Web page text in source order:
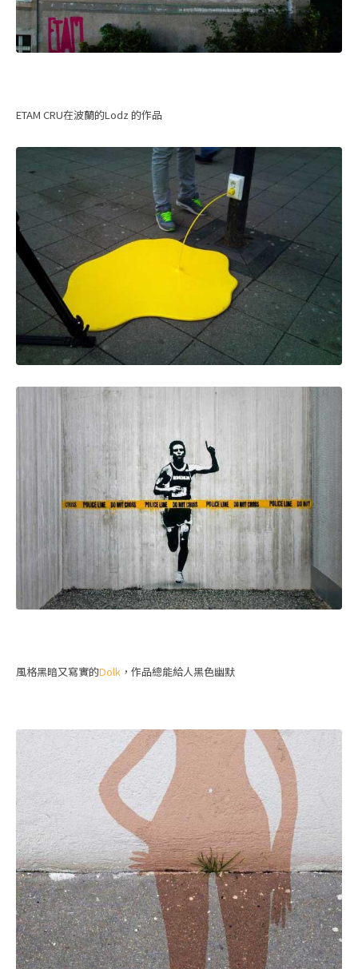
ETAM CRU在波蘭的Lodz 的作品
風格黑暗又寫實的Dolk ，作品總能給人黑色幽默